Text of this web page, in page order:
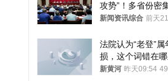
攻势”！多省份密
公布举报方式
新闻资讯综合 前天
法院认为“老登”属
损，这个词错在哪
新黄河 昨天09:54